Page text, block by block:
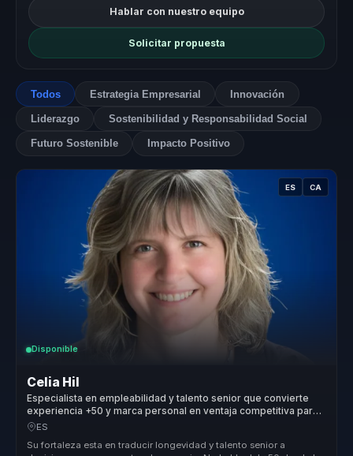
Hablar con nuestro equipo
Solicitar propuesta
Todos Estrategia Empresarial Innovación
Liderazgo Sostenibilidad y Responsabilidad Social
Futuro Sostenible Impacto Positivo
ES CA
Disponible
Celia Hil
Especialista en empleabilidad y talento senior que convierte
experiencia +50 y marca personal en ventaja competitiva para
organizaciones.
ES
Su fortaleza esta en traducir longevidad y talento senior a